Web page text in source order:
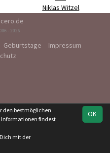
Niklas Witzel
- 2026
Geburtstage
Impressum
OK
den bestmöglichen
Informationen findest
mit der